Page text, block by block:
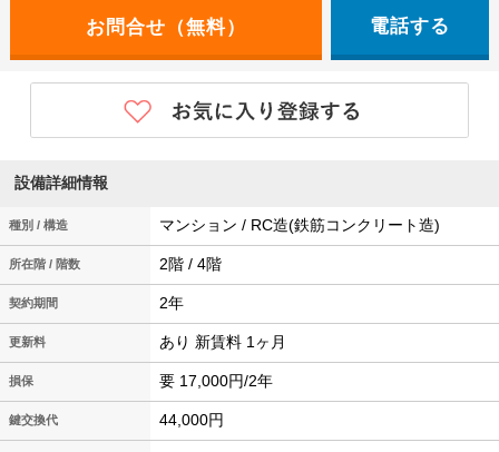
電話する
設備詳細情報
種別 / 構造 マンション / RC造(鉄筋コンクリート造)
所在階 / 階数 2階 / 4階
契約期間 2年
更新料 あり 新賃料 1ヶ月
損保 要 17,000円/2年
鍵交換代 44,000円